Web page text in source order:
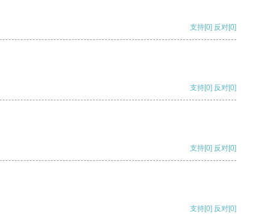
支持[0] 反对[0]
支持[0] 反对[0]
支持[0] 反对[0]
支持[0] 反对[0]